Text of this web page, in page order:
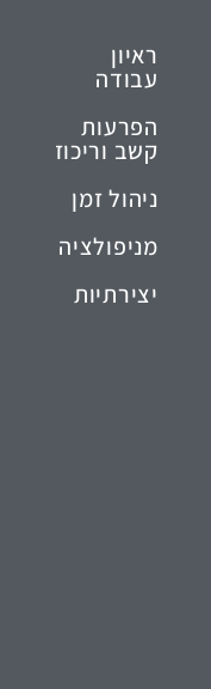
ראיון
עבודה
הפרעות
קשב וריכוז
ניהול זמן
מניפולציה
יצירתיות